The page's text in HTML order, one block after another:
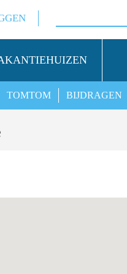
BIJDRAGEN
TOMTOM